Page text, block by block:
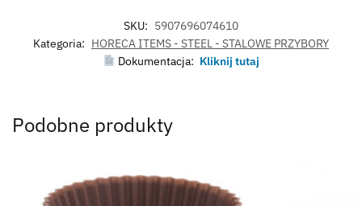
SKU: 5907696074610
Kategoria: HORECA ITEMS - STEEL - STALOWE PRZYBORY
Dokumentacja: Kliknij tutaj
Podobne produkty